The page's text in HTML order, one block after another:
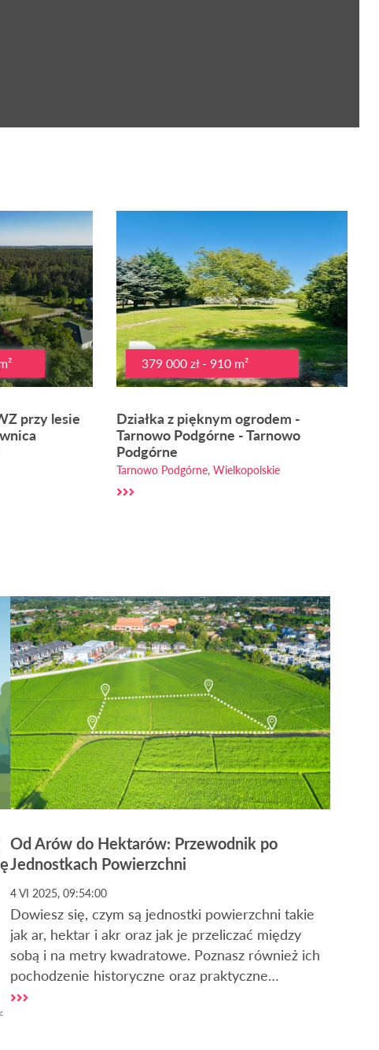
przy lesie
379 000 zł - 910 m²
Działka z pięknym ogrodem -
Tarnowo Podgórne - Tarnowo
Podgórne
Tarnowo Podgórne, Wielkopolskie
Od Arów do Hektarów: Przewodnik po
Jednostkach Powierzchni
4 VI 2025, 09:54:00
Dowiesz się, czym są jednostki powierzchni takie
jak ar, hektar i akr oraz jak je przeliczać między
sobą i na metry kwadratowe. Poznasz również ich
pochodzenie historyczne oraz praktyczne
zastosowania w Polsce i na świecie. Dodatkowo,